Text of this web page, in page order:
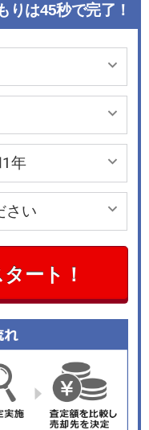
りは45秒で完了！
ート！